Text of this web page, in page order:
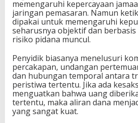
memengaruhi kepercayaan
jaringan pemasaran. Namun
dipakai untuk memengaruhi
seharusnya objektif dan
risiko pidana muncul.
Penyidik biasanya menelusuri
percakapan, undangan
dan hubungan temporal antara
peristiwa tertentu. Jika ada
menguatkan bahwa uang
tertentu, maka aliran dana
yang sangat kuat.